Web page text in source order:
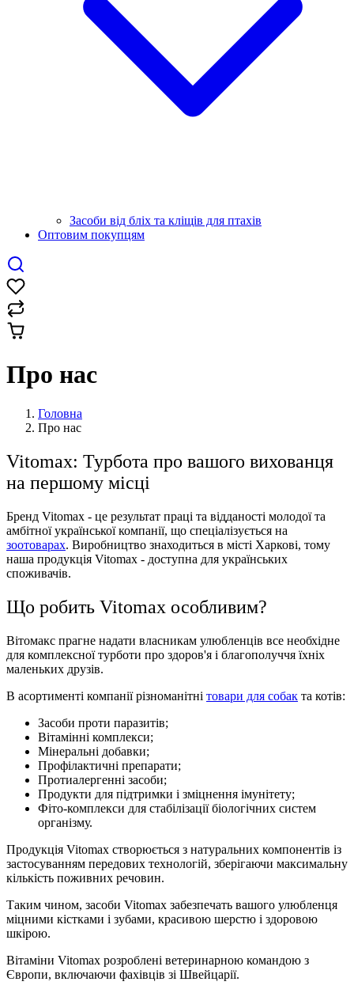
Засоби від бліх та кліщів для птахів
Оптовим покупцям
Про нас
Головна
Про нас
Vitomax: Турбота про вашого вихованця
на першому місці
Бренд Vitomax - це результат праці та відданості молодої та
амбітної української компанії, що спеціалізується на
зоотоварах. Виробництво знаходиться в місті Харкові, тому
наша продукція Vitomax - доступна для українських
споживачів.
Що робить Vitomax особливим?
Вітомакс прагне надати власникам улюбленців все необхідне
для комплексної турботи про здоров'я і благополуччя їхніх
маленьких друзів.
В асортименті компанії різноманітні товари для собак та котів:
Засоби проти паразитів;
Вітамінні комплекси;
Мінеральні добавки;
Профілактичні препарати;
Протиалергенні засоби;
Продукти для підтримки і зміцнення імунітету;
Фіто-комплекси для стабілізації біологічних систем
організму.
Продукція Vitomax створюється з натуральних компонентів із
застосуванням передових технологій, зберігаючи максимальну
кількість поживних речовин.
Таким чином, засоби Vitomax забезпечать вашого улюбленця
міцними кістками і зубами, красивою шерстю і здоровою
шкірою.
Вітаміни Vitomax розроблені ветеринарною командою з
Європи, включаючи фахівців зі Швейцарії.